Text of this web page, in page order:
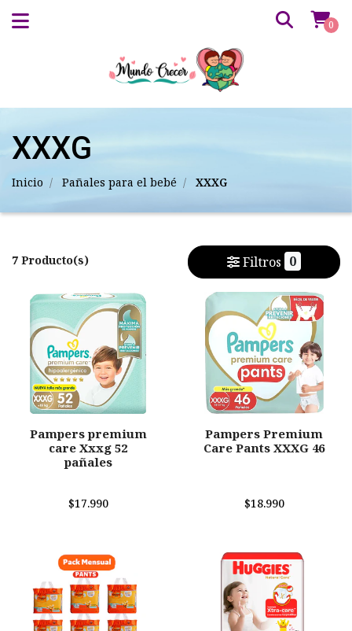
0
XXXG
Inicio Pañales para el bebé XXXG
7 Producto(s) Filtros 0
Pampers premium
care Xxxg 52
pañales
$17.990
Pampers Premium
Care Pants XXXG 46
$18.990